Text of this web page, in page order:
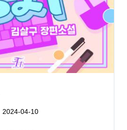
2024-04-10